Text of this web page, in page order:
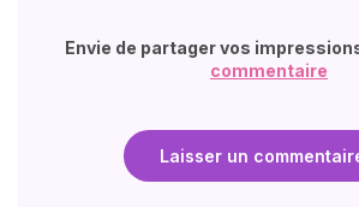
Envie de partager vos
commentaire
Laisser un